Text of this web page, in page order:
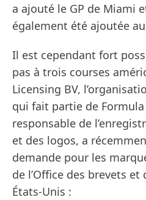
a ajouté le GP de Miami
également été ajoutée
Il est cependant fort
pas à trois courses
Licensing BV,
qui fait partie de
responsable de
et des logos, a
demande pour les
de l’Office des brevets et
États-Unis :